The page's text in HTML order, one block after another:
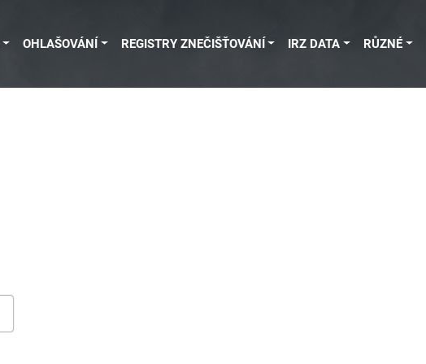
OHLAŠOVÁNÍ REGISTRY ZNEČIŠŤOVÁNÍ IRZ DATA RŮZNÉ